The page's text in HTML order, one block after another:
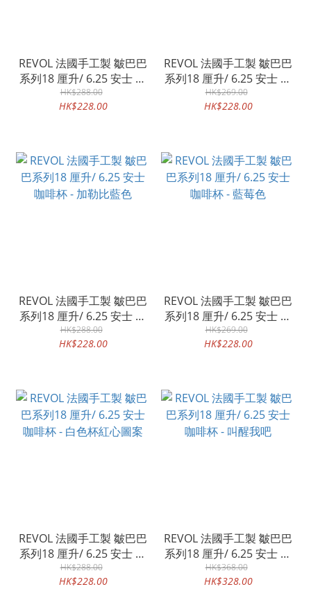
REVOL 法國手工製 皺巴巴
系列18 厘升/ 6.25 安士 咖
啡杯 - 灰色
HK$288.00
HK$228.00
REVOL 法國手工製 皺巴巴
系列18 厘升/ 6.25 安士 咖
啡杯 - 橙紅色
HK$269.00
HK$228.00
REVOL 法國手工製 皺巴巴
系列18 厘升/ 6.25 安士 咖
啡杯 - 加勒比藍色
HK$288.00
HK$228.00
REVOL 法國手工製 皺巴巴
系列18 厘升/ 6.25 安士 咖
啡杯 - 藍莓色
HK$269.00
HK$228.00
REVOL 法國手工製 皺巴巴
系列18 厘升/ 6.25 安士 咖
啡杯 - 白色杯紅心圖案
HK$288.00
HK$228.00
REVOL 法國手工製 皺巴巴
系列18 厘升/ 6.25 安士 咖
啡杯 - 叫醒我吧
HK$368.00
HK$328.00